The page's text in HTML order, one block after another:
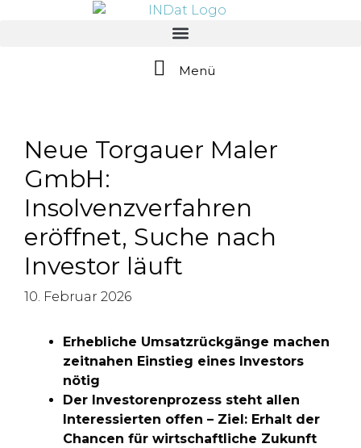
Menü
Neue Torgauer Maler
GmbH:
Insolvenzverfahren
eröffnet, Suche nach
Investor läuft
10. Februar 2026
Erhebliche Umsatzrückgänge machen
zeitnahen Einstieg eines Investors
nötig
Der Investorenprozess steht allen
Interessierten offen – Ziel: Erhalt der
Chancen für wirtschaftliche Zukunft